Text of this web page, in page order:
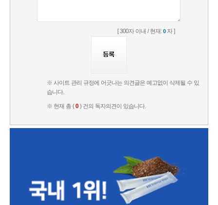
[ 300자 이내 / 현재:0자 ]
※ 사이트 관리 규정에 어긋나는 의견글은 예고없이 삭제될 수 있
습니다.
※ 현재 총 (0) 건의 독자의견이 있습니다.